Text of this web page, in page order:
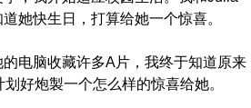
她快生日，打算给她一个惊喜。
电脑收藏许多A片，我终于知道原来
好炮製一个怎么样的惊喜给她。